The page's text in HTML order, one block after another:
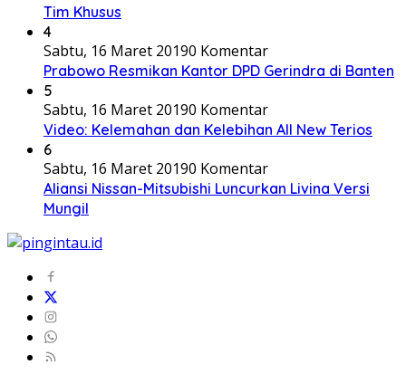
Tim Khusus
4
Sabtu, 16 Maret 20190 Komentar
Prabowo Resmikan Kantor DPD Gerindra di Banten
5
Sabtu, 16 Maret 20190 Komentar
Video: Kelemahan dan Kelebihan All New Terios
6
Sabtu, 16 Maret 20190 Komentar
Aliansi Nissan-Mitsubishi Luncurkan Livina Versi
Mungil